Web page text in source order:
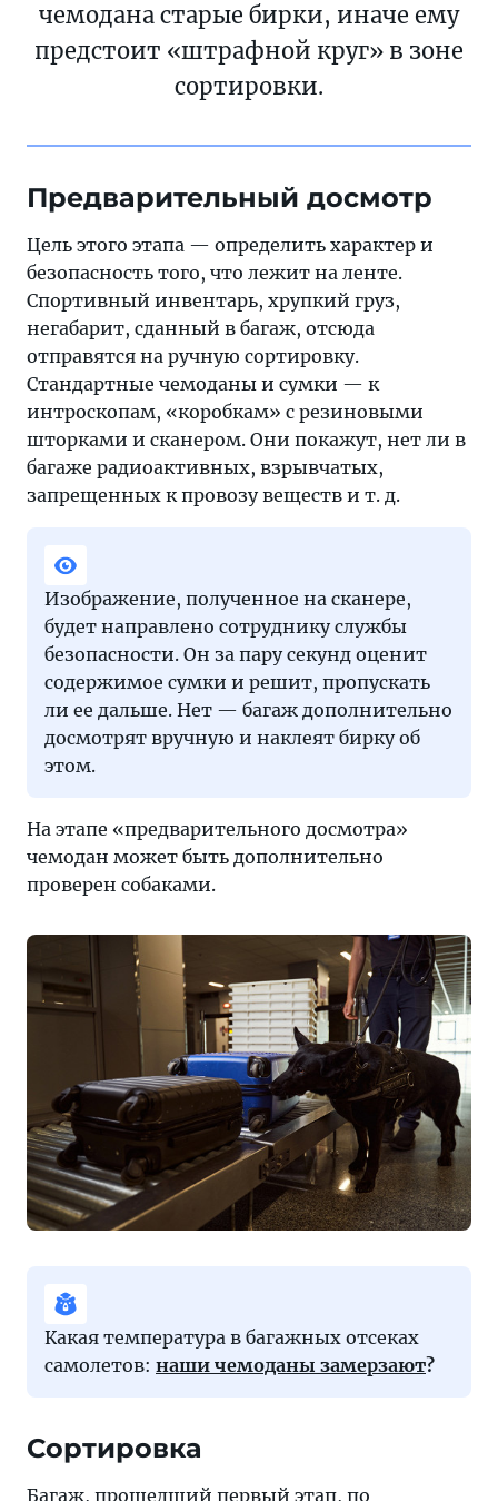
чемодана старые бирки, иначе ему
предстоит «штрафной круг» в зоне
сортировки.
Предварительный досмотр
Цель этого этапа — определить характер и
безопасность того, что лежит на ленте.
Спортивный инвентарь, хрупкий груз,
негабарит, сданный в багаж, отсюда
отправятся на ручную сортировку.
Стандартные чемоданы и сумки — к
интроскопам, «коробкам» с резиновыми
шторками и сканером. Они покажут, нет ли в
багаже радиоактивных, взрывчатых,
запрещенных к провозу веществ и т. д.
Изображение, полученное на сканере,
будет направлено сотруднику службы
безопасности. Он за пару секунд оценит
содержимое сумки и решит, пропускать
ли ее дальше. Нет — багаж дополнительно
досмотрят вручную и наклеят бирку об
этом.
На этапе «предварительного досмотра»
чемодан может быть дополнительно
проверен собаками.
Какая температура в багажных отсеках
самолетов: наши чемоданы замерзают?
Сортировка
Багаж, прошедший первый этап, по